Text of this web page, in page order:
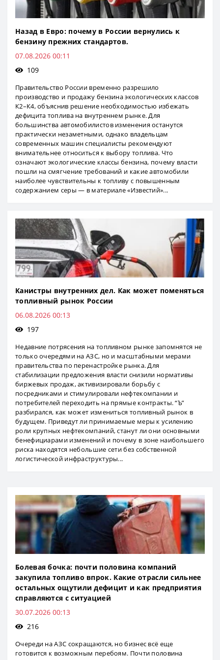
Назад в Евро: почему в России вернулись к
бензину прежних стандартов.
07.08.2026 00:11
109
Правительство России временно разрешило
производство и продажу бензина экологических классов
К2–К4, объяснив решение необходимостью избежать
дефицита топлива на внутреннем рынке. Для
большинства автомобилистов изменения останутся
практически незаметными, однако владельцам
современных машин специалисты рекомендуют
внимательнее относиться к выбору топлива. Что
означают экологические классы бензина, почему власти
пошли на смягчение требований и какие автомобили
наиболее чувствительны к топливу с повышенным
содержанием серы — в материале «Известий»...
Канистры внутренних дел. Как может поменяться
топливный рынок России
06.08.2026 00:13
197
Недавние потрясения на топливном рынке запомнятся не
только очередями на АЗС, но и масштабными мерами
правительства по перенастройке рынка. Для
стабилизации предложения власти снизили нормативы
биржевых продаж, активизировали борьбу с
посредниками и стимулировали нефтекомпании и
потребителей переходить на прямые контракты. “Ъ”
разбирался, как может измениться топливный рынок в
будущем. Приведут ли принимаемые меры к усилению
роли крупных нефтекомпаний, станут ли они основными
бенефициарами изменений и почему в зоне наибольшего
риска находятся небольшие сети без собственной
логистической инфраструктуры...
Болевая бочка: почти половина компаний
закупила топливо впрок. Какие отрасли сильнее
остальных ощутили дефицит и как предприятия
справляются с ситуацией
30.07.2026 00:13
216
Очереди на АЗС сокращаются, но бизнес всё еще
готовится к возможным перебоям. Почти половина